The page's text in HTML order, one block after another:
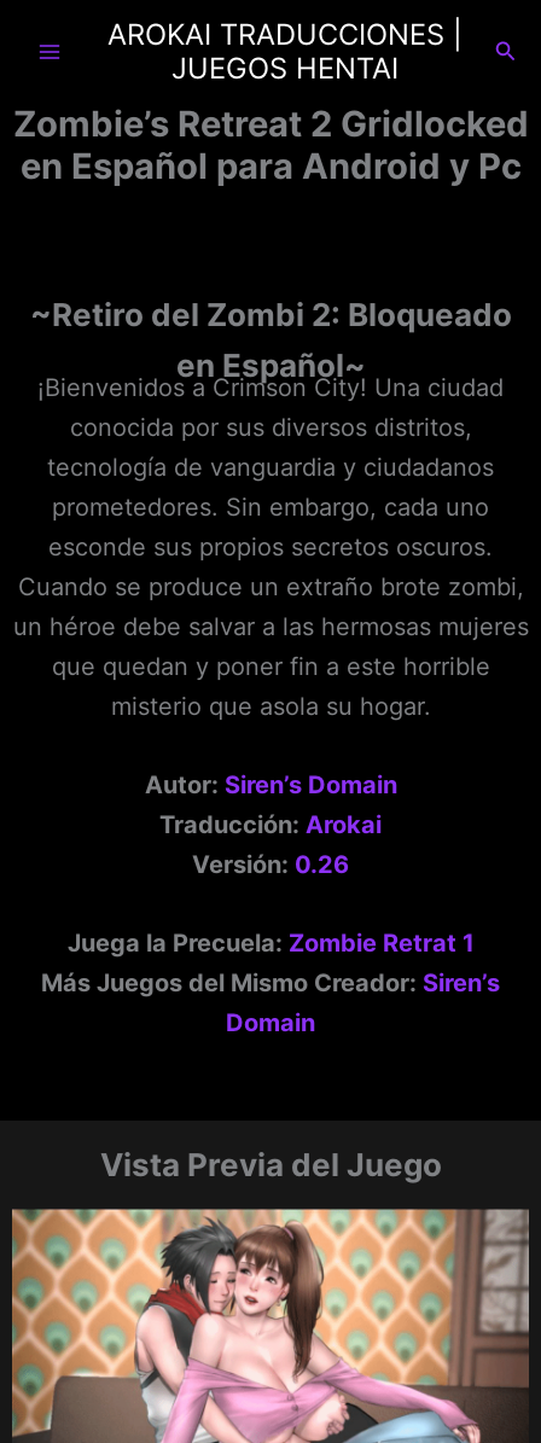
AROKAI TRADUCCIONES |
JUEGOS HENTAI
Zombie’s Retreat 2 Gridlocked
en Español para Android y Pc
~Retiro del Zombi 2: Bloqueado
en Español~
¡Bienvenidos a Crimson City! Una ciudad
conocida por sus diversos distritos,
tecnología de vanguardia y ciudadanos
prometedores. Sin embargo, cada uno
esconde sus propios secretos oscuros.
Cuando se produce un extraño brote zombi,
un héroe debe salvar a las hermosas mujeres
que quedan y poner fin a este horrible
misterio que asola su hogar.
Autor: Siren’s Domain
Traducción: Arokai
Versión: 0.26
Juega la Precuela: Zombie Retrat 1
Más Juegos del Mismo Creador: Siren’s
Domain
Vista Previa del Juego